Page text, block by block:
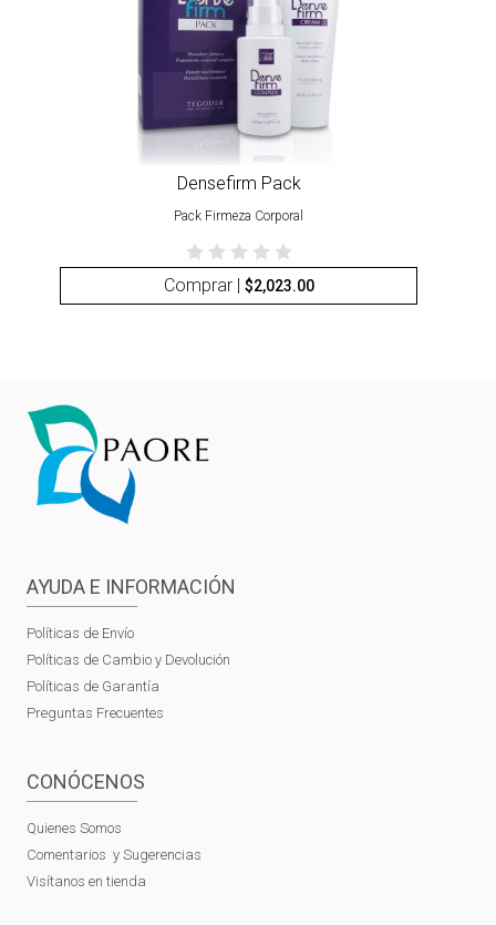
Densefirm Pack
Pack Firmeza Corporal
Comprar | $2,023.00
AYUDA E INFORMACIÓN
Políticas de Envío
Políticas de Cambio y Devolución
Políticas de Garantía
Preguntas Frecuentes
CONÓCENOS
Quienes Somos
Comentarios y Sugerencias
Visítanos en tienda